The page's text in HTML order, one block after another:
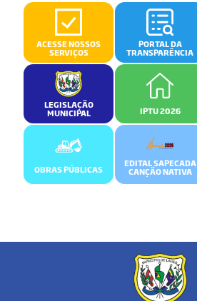
ACESSE NOSSOS
SERVIÇOS
PORTAL DA
TRANSPARÊNCIA
LEGISLAÇÃO
MUNICIPAL IPTU 2026
OBRAS PÚBLICAS
EDITAL SAPECADA
CANÇÃO NATIVA